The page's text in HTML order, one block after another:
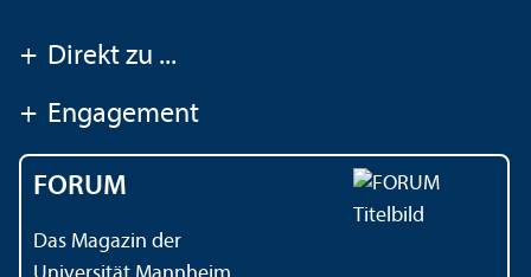
+ Direkt zu ...
+ Engagement
FORUM
Das Magazin der